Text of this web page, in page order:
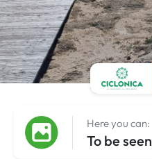
Here you can:
To be seen